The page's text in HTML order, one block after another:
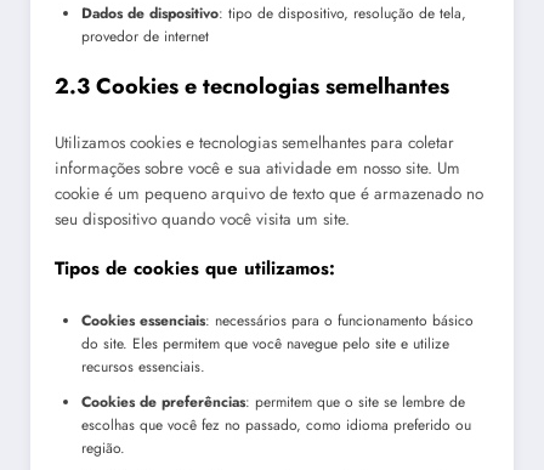
Dados de dispositivo: tipo de dispositivo, resolução de tela,
provedor de internet
2.3 Cookies e tecnologias semelhantes
Utilizamos cookies e tecnologias semelhantes para coletar
informações sobre você e sua atividade em nosso site. Um
cookie é um pequeno arquivo de texto que é armazenado no
seu dispositivo quando você visita um site.
Tipos de cookies que utilizamos:
Cookies essenciais: necessários para o funcionamento básico
do site. Eles permitem que você navegue pelo site e utilize
recursos essenciais.
Cookies de preferências: permitem que o site se lembre de
escolhas que você fez no passado, como idioma preferido ou
região.